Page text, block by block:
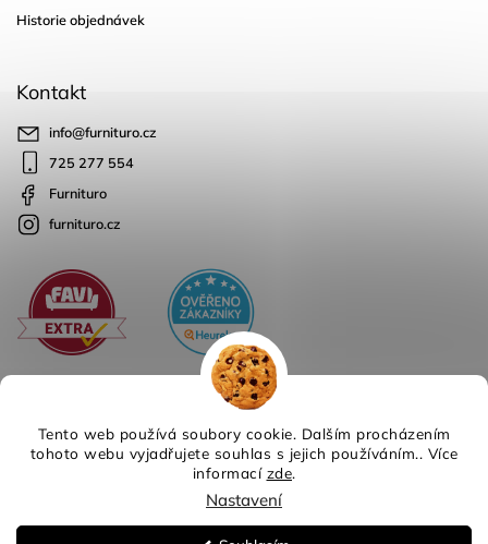
Tento web používá soubory cookie. Dalším procházením
tohoto webu vyjadřujete souhlas s jejich používáním.. Více
informací zde.
Nastavení
Historie objednávek
Kontakt
info@furnituro.cz
725 277 554
Furnituro
furnituro.cz
Furnituro . Všechna práva vyhrazena.